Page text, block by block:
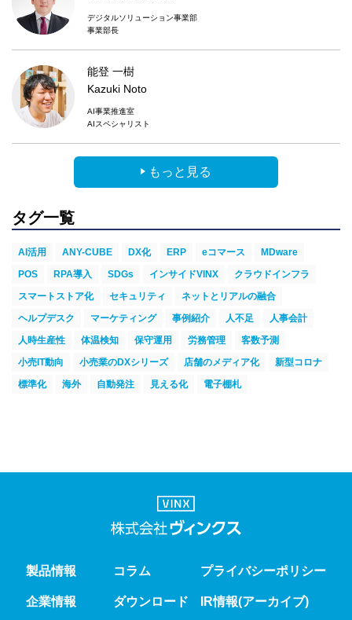
デジタルソリューション事業部
事業部長
能登 一樹
Kazuki Noto
AI事業推進室
AIスペシャリスト
もっと見る
タグ一覧
AI活用 ANY-CUBE DX化 ERP eコマース
MDware
POS
RPA導入 SDGs インサイドVINX
クラウドインフラ
スマートストア化
セキュリティ
ネットとリアルの融合
ヘルプデスク
マーケティング 事例紹介 人不足
人事会計
人時生産性
体温検知 保守運用 労務管理
客数予測
小売IT動向
小売業のDXシリーズ 店舗のメディア化
新型コロナ
標準化
海外 自動発注 見える化 電子棚札
製品情報
企業情報
コラム
ダウンロード
プライバシーポリシー
IR情報(アーカイブ)